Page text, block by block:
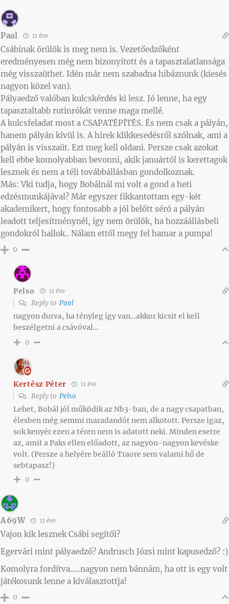
Paal 11 éve
Csábinak örülök is meg nem is. Vezetőedzőként
eredményesen még nem bizonyított és a tapasztalatlansága
még visszaüthet. Idén már nem szabadna hibáznunk (kiesés
nagyon közel van).
Pályaedző valóban kulcskérdés ki lesz. Jó lenne, ha egy
tapasztaltabb rutinrókát venne maga mellé.
A kulcsfeladat most a CSAPATÉPÍTÉS. És nem csak a pályán,
hanem pályán kívül is. A hírek klikkesedésről szólnak, ami a
pályán is visszaüt. Ezt meg kell oldani. Persze csak azokat
kell ebbe komolyabban bevonni, akik januártól is kerettagok
lesznek és nem a téli továbbállásban gondolkoznak.
Más: Vki tudja, hogy Bobálnál mi volt a gond a heti
edzésmunkájával? Már egyszer fikkantottam egy-két
akademikert, hogy fontosabb a jól belőtt séró a pályán
leadott teljesítménynél, így nem örülök, ha hozzáállásbeli
gondokról hallok.. Nálam ettől megy fel hamar a pumpa!
0
Pelso 11 éve
Reply to Paal
nagyon durva, ha tényleg így van…akkor kicsit el kell
beszélgetni a csávóval…
0
Kertész Péter 11 éve
Reply to Pelso
Lehet, Bobál jól működik az Nb3-ban, de a nagy csapatban,
élesben még semmi maradandót nem alkotott. Persze igaz,
sok kenyér ezen a téren nem is adatott neki. Minden esetre
az, amit a Paks ellen előadott, az nagyon-nagyon kevéske
volt. (Persze a helyére beálló Traore sem valami hű de
sebtapasz!)
0
A69W 11 éve
Vajon kik lesznek Csábi segítői?
Egervári mint pályaedző? Andrusch Józsi mint kapusedző? :)
Komolyra fordítva…..nagyon nem bánnám, ha ott is egy volt
játékosunk lenne a kiválasztottja!
0